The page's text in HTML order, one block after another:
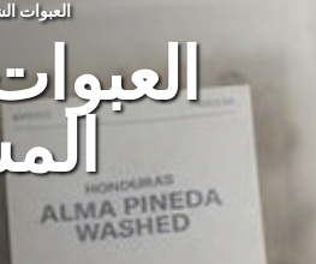
العبوات الشفافة ذات القاعدة المسطحة/صناديق القهوة المخصصة الرائجة